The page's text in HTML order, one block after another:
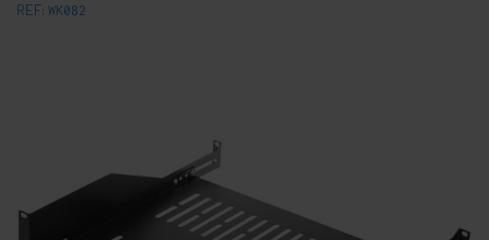
REF: WK082